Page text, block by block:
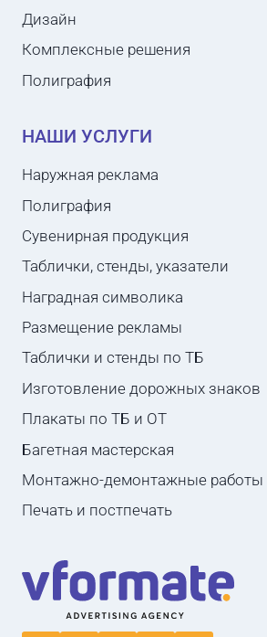
Дизайн
Комплексные решения
Полиграфия
НАШИ УСЛУГИ
Наружная реклама
Полиграфия
Сувенирная продукция
Таблички, стенды, указатели
Наградная символика
Размещение рекламы
Таблички и стенды по ТБ
Изготовление дорожных знаков
Плакаты по ТБ и ОТ
Багетная мастерская
Монтажно-демонтажные работы
Печать и постпечать